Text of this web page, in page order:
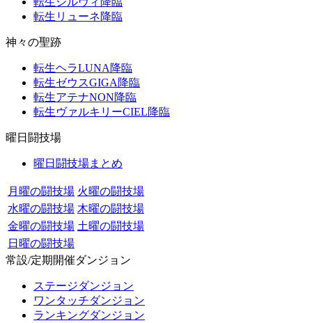
転生リューネ降臨
神々の聖跡
転生ヘラLUNA降臨
転生ゼウスGIGA降臨
転生アテナNON降臨
転生ヴァルキリーCIEL降臨
曜日闘技場
曜日闘技場まとめ
月曜の闘技場 火曜の闘技場
水曜の闘技場 木曜の闘技場
金曜の闘技場 土曜の闘技場
日曜の闘技場
常設/定期開催ダンジョン
ステージダンジョン
ワンタッチダンジョン
ランキングダンジョン